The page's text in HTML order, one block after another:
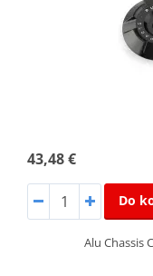
43,48 €
Do
Alu Chassis